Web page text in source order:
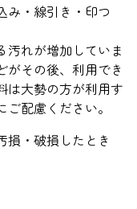
み・線引き・印つ
汚れが増加していま
がその後、利用でき
は大勢の方が利用す
配慮ください。
損・破損したとき